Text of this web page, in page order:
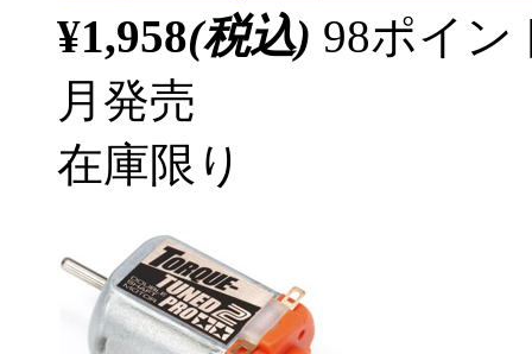
¥1,958(税込) 98ポイ
月発売
在庫限り